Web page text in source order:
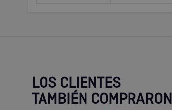
LOS CLIENTES
TAMBIÉN COMPRARON